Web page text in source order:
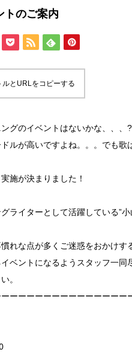
トのご案内
ルとURLをコピーする
グのイベントはないかな、、、?
ルが高いですよね。。。でも歌
施が決まりました！
ライターとして活躍している”
れな点が多くご迷惑をおかけす
ベントになるようスタッフ一同
。
ーーーーーーーーーーーーーー